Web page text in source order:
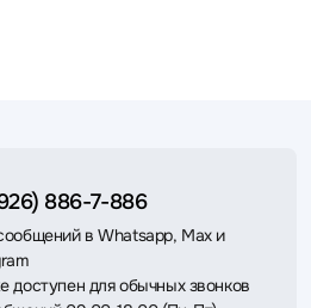
886-7-886
в Whatsapp, Max и
доступен для обычных звонков